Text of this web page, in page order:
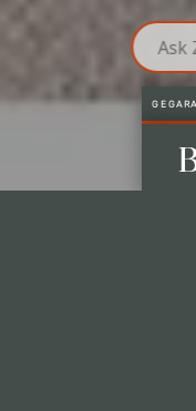
Gegarandeerd de beste
Alleen hier: Laatste
Boeken zonder